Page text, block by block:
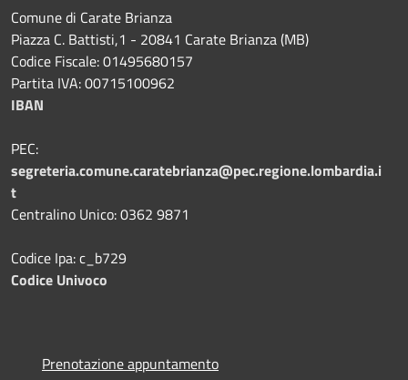
Comune di Carate Brianza
Piazza C. Battisti,1 - 20841 Carate Brianza (MB)
Codice Fiscale: 01495680157
Partita IVA: 00715100962
IBAN
PEC:
segreteria.comune.caratebrianza@pec.regione.lombardia.i
t
Centralino Unico: 0362 9871
Codice Ipa: c_b729
Codice Univoco
Prenotazione appuntamento